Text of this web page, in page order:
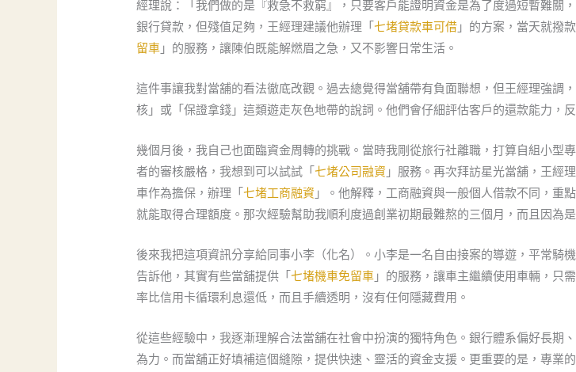
經理說：「我們做的是『救急不救窮』，只要客戶能證明資金是為了度過短暫難關
銀行貸款，但殘值足夠，王經理建議他辦理「七堵貸款車可借 」的方案，當天就撥
留車 」的服務，讓陳伯既能解燃眉之急，又不影響日常生活。
這件事讓我對當舖的看法徹底改觀。過去總覺得當舖帶有負面聯想，但王經理強調
核」或「保證拿錢」這類遊走灰色地帶的說詞。他們會仔細評估客戶的還款能力，
幾個月後，我自己也面臨資金周轉的挑戰。當時我剛從旅行社離職，打算自組小型
者的審核嚴格，我想到可以試試「七堵公司融資 」服務。再次拜訪星光當舖，王經
車作為擔保，辦理「七堵工商融資 」。他解釋，工商融資與一般個人借款不同，重
就能取得合理額度。那次經驗幫助我順利度過創業初期最難熬的三個月，而且因為
後來我把這項資訊分享給同事小李（化名）。小李是一名自由接案的導遊，平常騎
告訴他，其實有些當舖提供「七堵機車免留車 」的服務，讓車主繼續使用車輛，只
率比信用卡循環利息還低，而且手續透明，沒有任何隱藏費用。
從這些經驗中，我逐漸理解合法當舖在社會中扮演的獨特角色。銀行體系偏好長期
為力。而當舖正好填補這個縫隙，提供快速、靈活的資金支援。更重要的是，專業